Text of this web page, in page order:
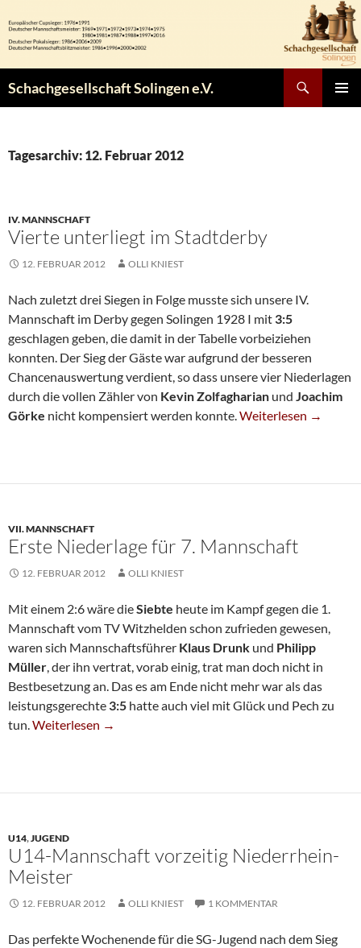
Inhalt
springen
Schachgesellschaft Solingen e.V.
Tagesarchiv: 12. Februar 2012
IV. MANNSCHAFT
Vierte unterliegt im Stadtderby
12. FEBRUAR 2012 OLLI KNIEST
Nach zuletzt drei Siegen in Folge musste sich unsere IV.
Mannschaft im Derby gegen Solingen 1928 I mit 3:5
geschlagen geben, die damit in der Tabelle vorbeiziehen
konnten. Der Sieg der Gäste war aufgrund der besseren
Chancenauswertung verdient, so dass unsere vier Niederlagen
durch die vollen Zähler von Kevin Zolfagharian und Joachim
Görke nicht kompensiert werden konnte.Vierte Unterliegt Im
Weiterlesen →
VII. MANNSCHAFT
Erste Niederlage für 7. Mannschaft
12. FEBRUAR 2012 OLLI KNIEST
Mit einem 2:6 wäre dieSiebte heute im Kampf gegen die 1.
Mannschaft vom TV Witzhelden schon zufrieden gewesen,
waren sich Mannschaftsführer Klaus Drunk und Philipp
Müller, der ihn vertrat, vorab einig, trat man doch nicht in
Bestbesetzung an. Das es am Ende nicht mehr war als das
leistungsgerechte 3:5 hatte auch viel mit Glück und Pech zu
tun.Erste Niederlage Für 7. Mannschaft
Weiterlesen →
U14,JUGEND
U14-Mannschaft vorzeitig Niederrhein-
Meister
12. FEBRUAR 2012 OLLI KNIEST 1 KOMMENTAR
Das perfekte Wochenende für die SG-Jugend nach dem Sieg